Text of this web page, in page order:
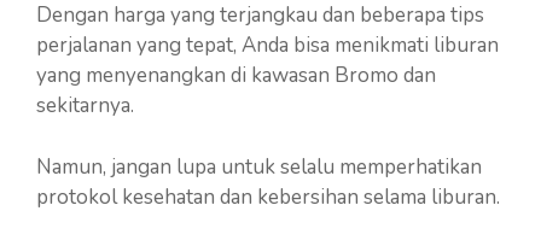
Dengan harga yang terjangkau dan beberapa tips
perjalanan yang tepat, Anda bisa menikmati liburan
yang menyenangkan di kawasan Bromo dan
sekitarnya.
Namun, jangan lupa untuk selalu memperhatikan
protokol kesehatan dan kebersihan selama liburan.